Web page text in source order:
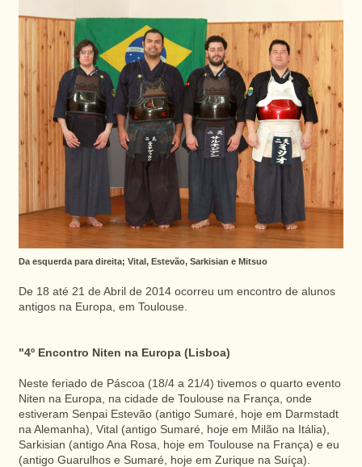
Da esquerda para direita; Vital, Estevão, Sarkisian e Mitsuo
De 18 até 21 de Abril de 2014 ocorreu um encontro de alunos
antigos na Europa, em Toulouse.
"4º Encontro Niten na Europa (Lisboa)
Neste feriado de Páscoa (18/4 a 21/4) tivemos o quarto evento
Niten na Europa, na cidade de Toulouse na França, onde
estiveram Senpai Estevão (antigo Sumaré, hoje em Darmstadt
na Alemanha), Vital (antigo Sumaré, hoje em Milão na Itália),
Sarkisian (antigo Ana Rosa, hoje em Toulouse na França) e eu
(antigo Guarulhos e Sumaré, hoje em Zurique na Suíça).